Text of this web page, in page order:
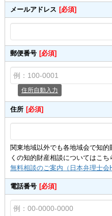
メールアドレス [必須]
郵便番号 [必須]
住所自動入力
住所 [必須]
関東地域以外でも各地域会で知
くの知的財産相談についてはこち
無料相談のご案内（日本弁理士会
電話番号 [必須]